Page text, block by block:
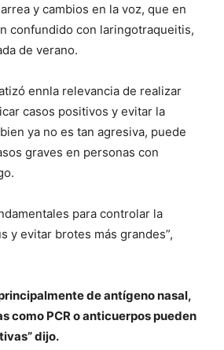
y cambios en la voz, que en
confundido con laringotraqueitis,
de verano.
ennla relevancia de realizar
casos positivos y evitar la
ya no es tan agresiva, puede
graves en personas con
para controlar la
y evitar brotes más grandes”,
de antígeno nasal,
como PCR o anticuerpos pueden
dijo.